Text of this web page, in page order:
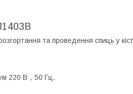
та проведення спиць у
220 В，50 Гц.